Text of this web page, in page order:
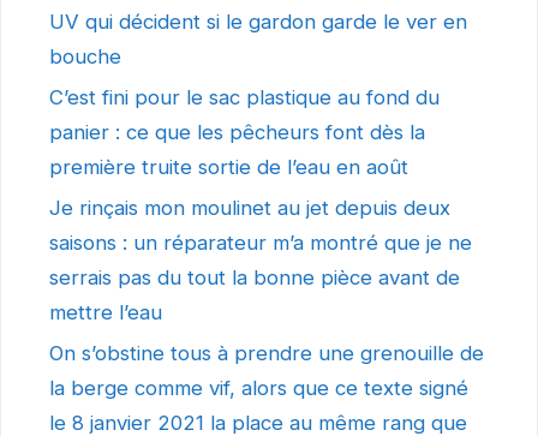
UV qui décident si le gardon garde le ver en
bouche
C’est fini pour le sac plastique au fond du
panier : ce que les pêcheurs font dès la
première truite sortie de l’eau en août
Je rinçais mon moulinet au jet depuis deux
saisons : un réparateur m’a montré que je ne
serrais pas du tout la bonne pièce avant de
mettre l’eau
On s’obstine tous à prendre une grenouille de
la berge comme vif, alors que ce texte signé
le 8 janvier 2021 la place au même rang que